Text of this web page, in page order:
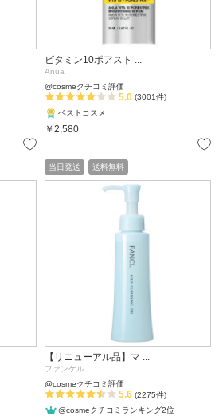
ビタミン10ポアスト ...
Anua
@cosmeクチコミ評価
5.0 (3001件)
ベストコスメ
￥2,580
当日発送 送料無料
【リニューアル品】マ ...
ファンケル
@cosmeクチコミ評価
5.6 (2275件)
@cosmeクチコミランキング2位